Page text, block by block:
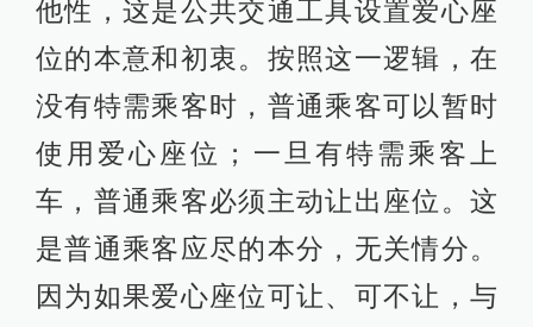
他性，这是公共交通工具设置爱心座
位的本意和初衷。按照这一逻辑，在
没有特需乘客时，普通乘客可以暂时
使用爱心座位；一旦有特需乘客上
车，普通乘客必须主动让出座位。这
是普通乘客应尽的本分，无关情分。
因为如果爱心座位可让、可不让，与